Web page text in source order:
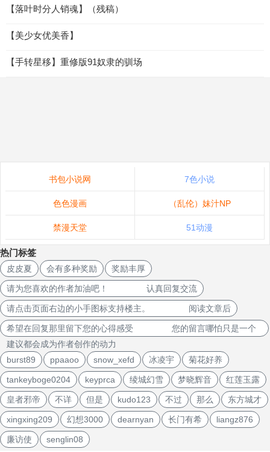
【落叶时分人销魂】（残稿）
【美少女优美香】
【手转星移】重修版91奴隶的驯场
书包小说网 7色小说
色色漫画 （乱伦）妹汁NP
禁漫天堂 51动漫
热门标签
皮皮夏 会有多种奖励 奖励丰厚
请为您喜欢的作者加油吧！ 认真回复交流
请点击页面右边的小手图标支持楼主。 阅读文章后
希望在回复那里留下您的心得感受 您的留言哪怕只是一个
建议都会成为作者创作的动力
burst89
ppaaoo snow_xefd 冰凌宇 菊花好养
tankeyboge0204 keyprca 绫城幻雪 梦晓辉音 红莲玉露
皇者邪帝 不详 但是 kudo123 不过 那么 东方城才
xingxing209 幻想3000 dearnyan 长门有希 liangz876
廉访使 senglin08